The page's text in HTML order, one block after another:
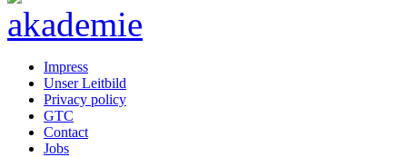
Impress
Unser Leitbild
Privacy policy
GTC
Contact
Jobs